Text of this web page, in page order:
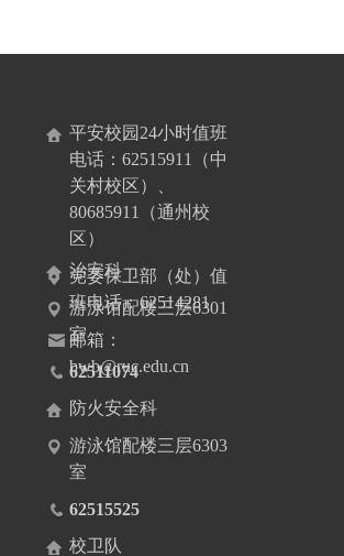
平安校园24小时值班
电话：62515911（中
关村校区）、
80685911（通州校
区）
党委保卫部（处）值
班电话：62514281
邮箱：
bwb@ruc.edu.cn
治安科
游泳馆配楼三层6301
室
62511074
防火安全科
游泳馆配楼三层6303
室
62515525
校卫队